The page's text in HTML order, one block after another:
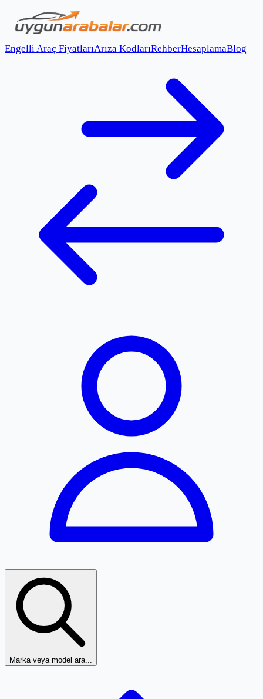
Engelli Araç FiyatlarıArıza KodlarıRehberHesaplamaBlog
Marka veya model ara...